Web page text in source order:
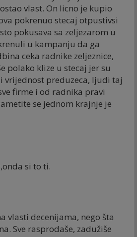
vlast. On licno je kupio
pokrenuo stecaj otpustivsi
pokusava sa zeljezarom u
u kampanju da ga
ceka radnike zeljeznice,
polako klize u stecaj jer su
vrijednost preduzeca, ljudi taj
firme i od radnika pravi
se jednom krajnje je
si to ti.
vlasti decenijama, nego šta
Sve rasprodaše, zadužiše